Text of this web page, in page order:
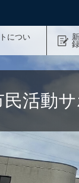
につい
録
民活動